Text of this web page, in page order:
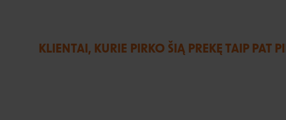
KLIENTAI, KURIE PIRKO ŠIĄ PREKĘ TAIP PAT